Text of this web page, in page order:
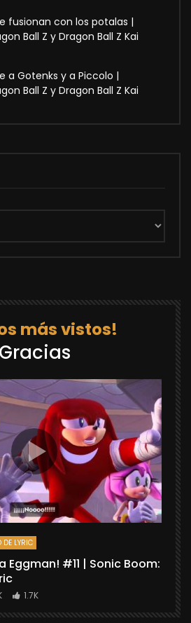
fusionan con los potalas |
Ball Z y Dragon Ball Z Kai
a Gotenks y a Piccolo |
Ball Z y Dragon Ball Z Kai
más vistos!
Gracias
DE LYRIC
Eggman! #11 | Sonic Boom:
1.7K